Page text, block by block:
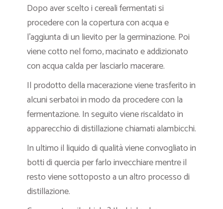
Dopo aver scelto i cereali fermentati si
procedere con la copertura con acqua e
l’aggiunta di un lievito per la germinazione. Poi
viene cotto nel forno, macinato e addizionato
con acqua calda per lasciarlo macerare.
Il prodotto della macerazione viene trasferito in
alcuni serbatoi in modo da procedere con la
fermentazione. In seguito viene riscaldato in
apparecchio di distillazione chiamati alambicchi.
In ultimo il liquido di qualità viene convogliato in
botti di quercia per farlo invecchiare mentre il
resto viene sottoposto a un altro processo di
distillazione.